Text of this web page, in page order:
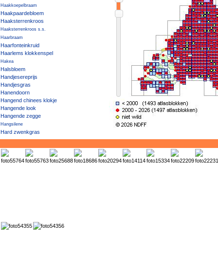
Haakkoepelbraam
Haakpaardebloem
Haaksterrenkroos
Haaksterrenkroos s.s.
Haarbraam
Haarfonteinkruid
Haarlems klokkenspel
Hakea
Halsbloem
Handjesereprijs
Handjesgras
Hanendoorn
Hangend chinees klokje
Hangende look
Hangende zegge
Hangsilene
Hard zwenkgras
Hard zwenkgras/Groot schapengras
Harde basterdwederik
Harde haagbraam
Harig knopkruid
Harige koepelbraam